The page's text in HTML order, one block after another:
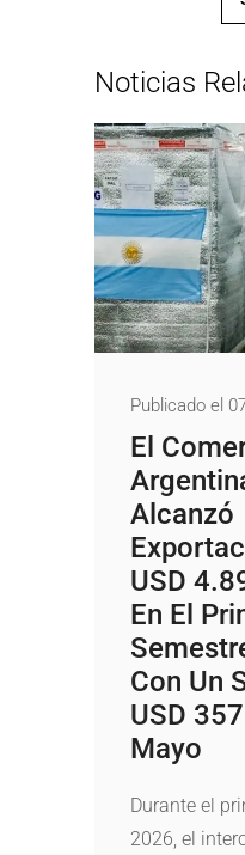
Noticias
Publicado el
El
Alcanzó
USD
En El
Con Un
USD
Mayo
Durante el
2026, el